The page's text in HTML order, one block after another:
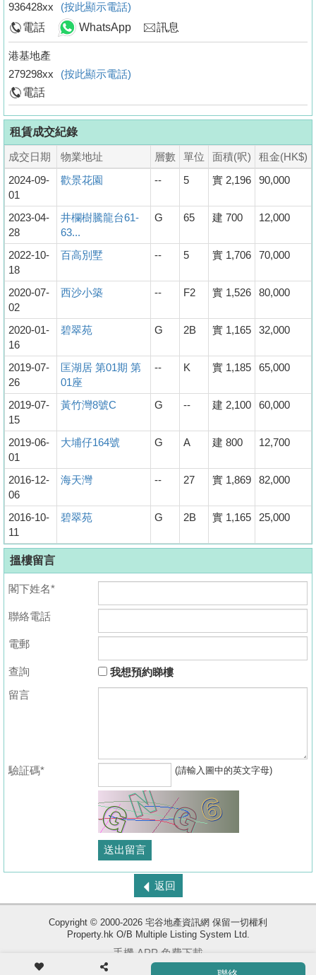
收
ENG
936428xx
(按此顯示電話)
電話
WhatsApp 訊息
港基地產
279298xx
(按此顯示電話)
電話
租賃成交紀錄
成交日期 物業地址 層數 單位 面積(呎)
租金(HK$)
2024-09-
01
歡景花園 -- 5 實 2,196 90,000
2023-04-
28
井欄樹騰龍台61-
63...
G 65 建 700 12,000
2022-10-
18
百高別墅 -- 5 實 1,706 70,000
2020-07-
02
西沙小築 -- F2 實 1,526 80,000
2020-01-
16
碧翠苑 G 2B 實 1,165 32,000
2019-07-
26
匡湖居 第01期 第
01座
-- K 實 1,185 65,000
2019-07-
15
黃竹灣8號C G -- 建 2,100 60,000
2019-06-
01
大埔仔164號 G A 建 800 12,700
2016-12-
06
海天灣 -- 27 實 1,869 82,000
2016-10-
11
碧翠苑 G 2B 實 1,165 25,000
搵樓留言
閣下姓名*
聯絡電話
電郵
查詢
我想預約睇樓
留言
驗証碼* (請輸入圖中的英文字母)
返回
Copyright © 2000-2026 宅谷地產資訊網 保留一切權利
Property.hk O/B Multiple Listing System Ltd.
手機 APP 免費下載